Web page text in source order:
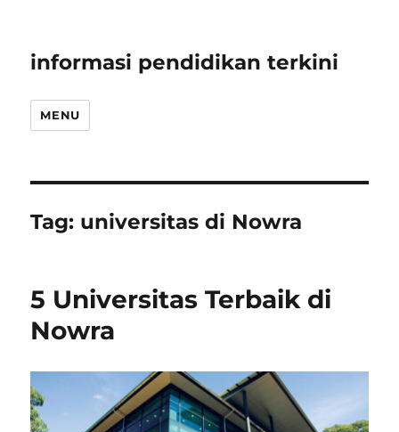
informasi pendidikan terkini
MENU
Tag: universitas di Nowra
5 Universitas Terbaik di
Nowra